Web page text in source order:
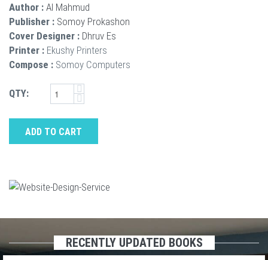
Author : Al Mahmud
Publisher : Somoy Prokashon
Cover Designer : Dhruv Es
Printer : Ekushy Printers
Compose : Somoy Computers
QTY:
ADD TO CART
RECENTLY UPDATED BOOKS